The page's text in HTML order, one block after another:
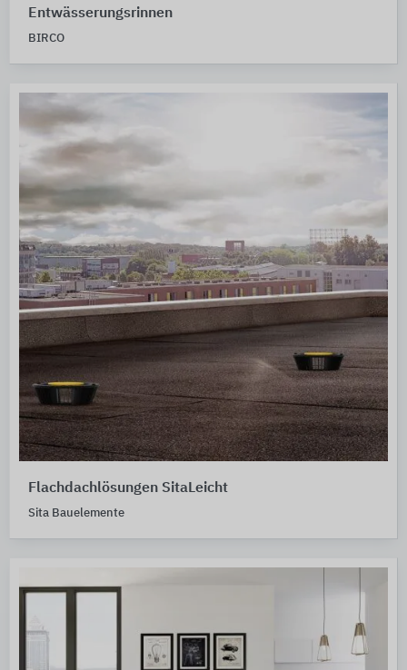
Entwässerungsrinnen
BIRCO
Flachdachlösungen SitaLeicht
Sita Bauelemente